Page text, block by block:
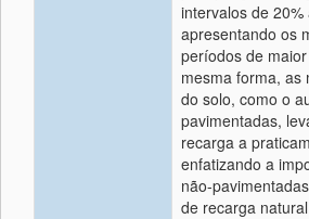
intervalos de 20%
apresentando os
períodos de
mesma forma, as
do solo, como o
pavimentadas,
recarga a
enfatizando a
não-
de recarga